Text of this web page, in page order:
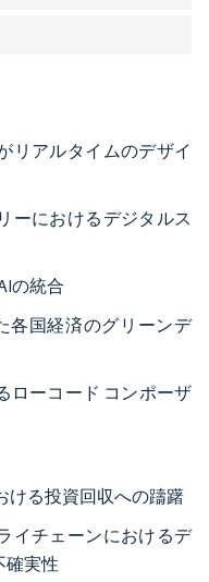
リアルタイムのデザイ
ーにおけるデジタルス
の統合
各国経済のグリーンデ
ローコード コンポーザ
ける投資回収への躊躇
イチェーンにおけるデ
確実性